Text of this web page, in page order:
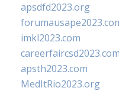
apsdfd2023.org
imkl2023.com
careerfaircsd2023.com
apsth2023.com
MedItRio2023.org